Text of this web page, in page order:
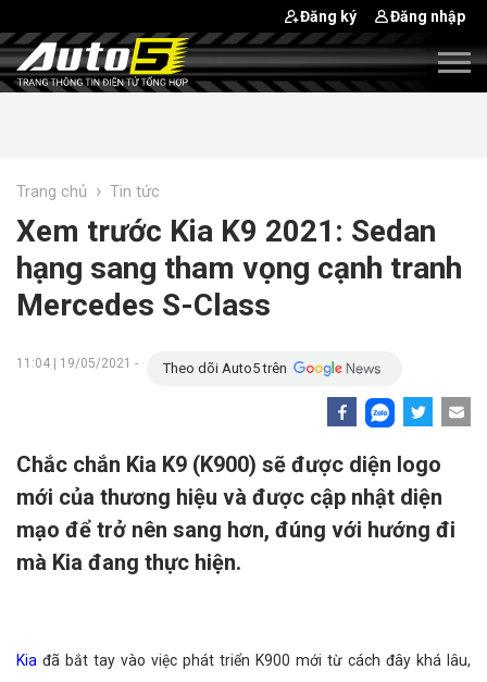
Đăng ký Đăng nhập
Trang chủ › Tin tức
Xem trước Kia K9 2021: Sedan
hạng sang tham vọng cạnh tranh
Mercedes S-Class
11:04 | 19/05/2021 - Theo dõi Auto5 trên
Chắc chắn Kia K9 (K900) sẽ được diện logo
mới của thương hiệu và được cập nhật diện
mạo để trở nên sang hơn, đúng với hướng đi
mà Kia đang thực hiện.
Kia đã bắt tay vào việc phát triển K900 mới từ cách đây khá lâu,